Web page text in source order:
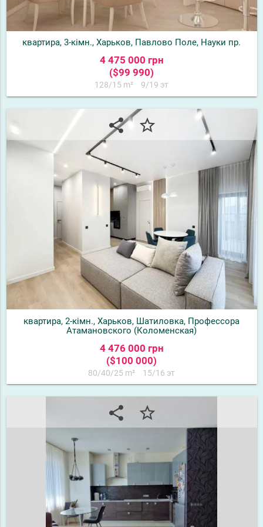
квартира, 3-кімн., Харьков, Павлово Поле, Науки пр.
4 475 000 грн
($99 990)
128/15 m² 9/19 эт
share star_border
квартира, 2-кімн., Харьков, Шатиловка, Профессора
Атамановского (Коломенская)
4 476 000 грн
($100 000)
80/40/25 m² 15/16 эт
share star_border